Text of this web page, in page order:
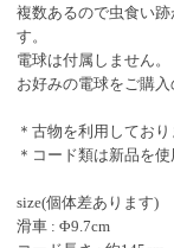
複数あるので虫食い
す。
電球は付属しません。
お好みの電球をご購入
＊古物を利用してお
＊コード類は新品を使
size(個体差あります)
滑車 : Φ9.7cm